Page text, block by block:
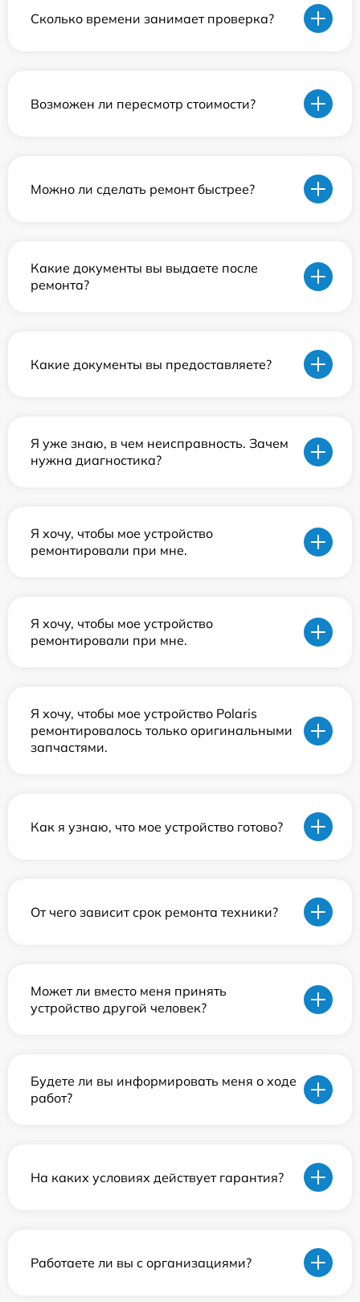
Сколько времени занимает проверка?
Возможен ли пересмотр стоимости?
Можно ли сделать ремонт быстрее?
Какие документы вы выдаете после
ремонта?
Какие документы вы предоставляете?
Я уже знаю, в чем неисправность. Зачем
нужна диагностика?
Я хочу, чтобы мое устройство
ремонтировали при мне.
Я хочу, чтобы мое устройство
ремонтировали при мне.
Я хочу, чтобы мое устройство Polaris
ремонтировалось только оригинальными
запчастями.
Как я узнаю, что мое устройство готово?
От чего зависит срок ремонта техники?
Может ли вместо меня принять
устройство другой человек?
Будете ли вы информировать меня о ходе
работ?
На каких условиях действует гарантия?
Работаете ли вы с организациями?